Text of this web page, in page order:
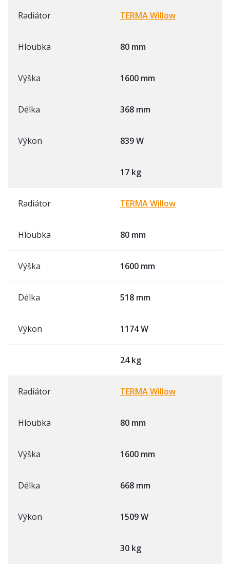
Radiátor TERMA Willow
Hloubka 80 mm
Výška 1600 mm
Délka 368 mm
Výkon 839 W
17 kg
Radiátor TERMA Willow
Hloubka 80 mm
Výška 1600 mm
Délka 518 mm
Výkon 1174 W
24 kg
Radiátor TERMA Willow
Hloubka 80 mm
Výška 1600 mm
Délka 668 mm
Výkon 1509 W
30 kg